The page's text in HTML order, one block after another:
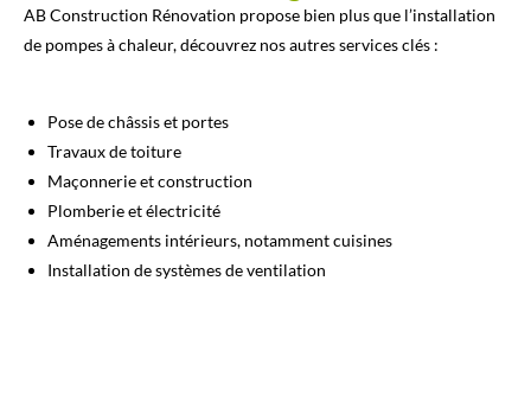
AB Construction Rénovation propose bien plus que l’installation
de pompes à chaleur, découvrez nos autres services clés :
Pose de châssis et portes
Travaux de toiture
Maçonnerie et construction
Plomberie et électricité
Aménagements intérieurs, notamment cuisines
Installation de systèmes de ventilation